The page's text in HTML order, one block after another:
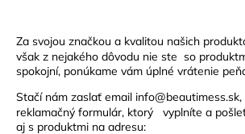
Za svojou značkou a kvalitou našich
však z nejakého dôvodu nie ste so
spokojní, ponúkame vám úplné vrátenie
Stačí nám zaslať email
reklamačný formulár, ktorý vyplníte a
aj s produktmi na adresu: